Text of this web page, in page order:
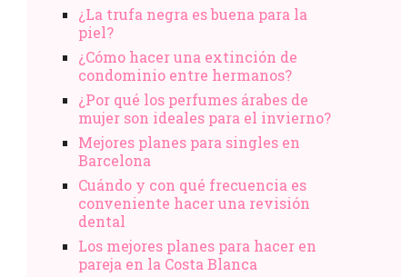
¿La trufa negra es buena para la
piel?
¿Cómo hacer una extinción de
condominio entre hermanos?
¿Por qué los perfumes árabes de
mujer son ideales para el invierno?
Mejores planes para singles en
Barcelona
Cuándo y con qué frecuencia es
conveniente hacer una revisión
dental
Los mejores planes para hacer en
pareja en la Costa Blanca